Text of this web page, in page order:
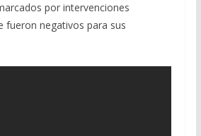
por intervenciones
fueron negativos para sus